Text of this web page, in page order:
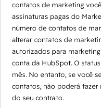
contatos de marketing
assinaturas pagas do
número de contatos de
alterar contatos de
autorizados para
conta da HubSpot. O
mês. No entanto, se você
contatos, não poderá
do seu contrato.